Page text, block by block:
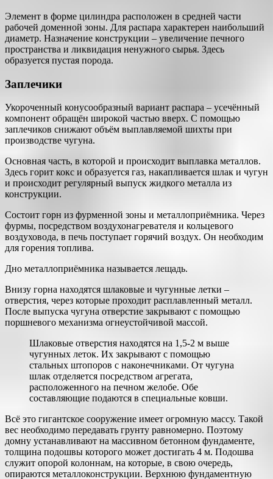
Элемент в форме цилиндра расположен в средней части
рабочей доменной зоны. Для распара характерен наибольший
диаметр. Назначение конструкции – увеличение печного
пространства и ликвидация ненужного сырья. Здесь
образуется пустая порода.
Заплечики
Укороченный конусообразный вариант распара – усечённый
компонент обращён широкой частью вверх. С помощью
заплечиков снижают объём выплавляемой шихты при
производстве чугуна.
Основная часть, в которой и происходит выплавка металлов.
Здесь горит кокс и образуется газ, накапливается шлак и чугун
и происходит регулярный выпуск жидкого металла из
конструкции.
Состоит горн из фурменной зоны и металлоприёмника. Через
фурмы, посредством воздухонагревателя и кольцевого
воздуховода, в печь поступает горячий воздух. Он необходим
для горения топлива.
Дно металлоприёмника называется лещадь.
Внизу горна находятся шлаковые и чугунные летки –
отверстия, через которые проходит расплавленный металл.
После выпуска чугуна отверстие закрывают с помощью
поршневого механизма огнеустойчивой массой.
Шлаковые отверстия находятся на 1,5-2 м выше
чугунных леток. Их закрывают с помощью
стальных штопоров с наконечниками. От чугуна
шлак отделяется посредством агрегата,
расположенного на печном желобе. Обе
составляющие подаются в специальные ковши.
Всё это гигантское сооружение имеет огромную массу. Такой
вес необходимо передавать грунту равномерно. Поэтому
домну устанавливают на массивном бетонном фундаменте,
толщина подошвы которого может достигать 4 м. Подошва
служит опорой колоннам, на которые, в свою очередь,
опираются металлоконструкции. Верхнюю фундаментную